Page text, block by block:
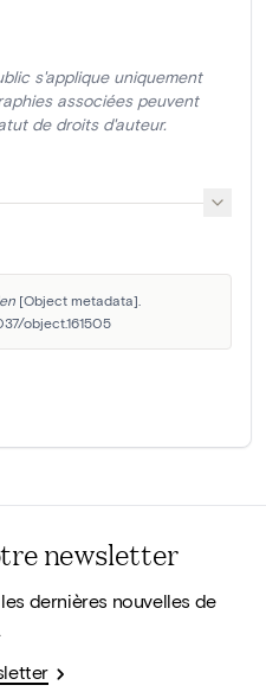
s'applique uniquement
associées peuvent
de droits d'auteur.
[Object metadata].
object.161505
newsletter
dernières nouvelles de